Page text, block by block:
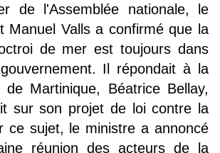
de l'Assemblée nationale, le
Manuel Valls a confirmé que la
de mer est toujours dans
Il répondait à la
Martinique, Béatrice Bellay,
sur son projet de loi contre la
ce sujet, le ministre a annoncé
réunion des acteurs de la